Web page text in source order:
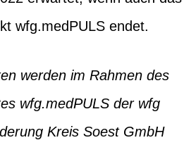
wfg.medPULS endet.
werden im Rahmen des
wfg.medPULS der wfg
Kreis Soest GmbH